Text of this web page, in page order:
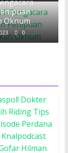
Oknum
0